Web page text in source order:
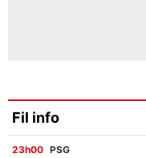
Fil info
23h00 PSG